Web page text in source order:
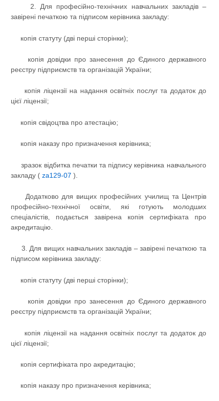
2. Для професійно-технічних навчальних закладів –
завірені печаткою та підписом керівника закладу:
копія статуту (дві перші сторінки);
копія довідки про занесення до Єдиного державного
реєстру підприємств та організацій України;
копія ліцензії на надання освітніх послуг та додаток до
цієї ліцензії;
копія свідоцтва про атестацію;
копія наказу про призначення керівника;
зразок відбитка печатки та підпису керівника навчального
закладу (za129-07 ).
Додатково для вищих професійних училищ та Центрів
професійно-технічної освіти, які готують молодших
спеціалістів, подається завірена копія сертифіката про
акредитацію.
3. Для вищих навчальних закладів – завірені печаткою та
підписом керівника закладу:
копія статуту (дві перші сторінки);
копія довідки про занесення до Єдиного державного
реєстру підприємств та організацій України;
копія ліцензії на надання освітніх послуг та додаток до
цієї ліцензії;
копія сертифіката про акредитацію;
копія наказу про призначення керівника;